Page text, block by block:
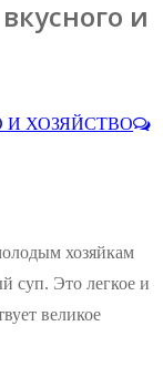
и
ХОЗЯЙСТВО
хозяйкам
суп. Это легкое и
великое